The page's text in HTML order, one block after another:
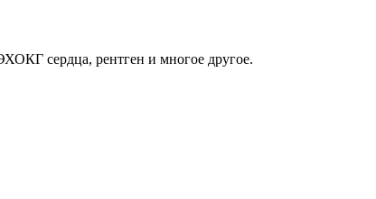
сердца, рентген и многое другое.